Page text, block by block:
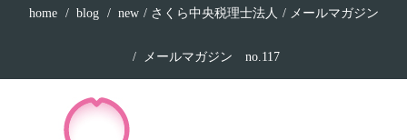
home blog new さくら中央税理士法人 メールマガジン
メールマガジン no.117